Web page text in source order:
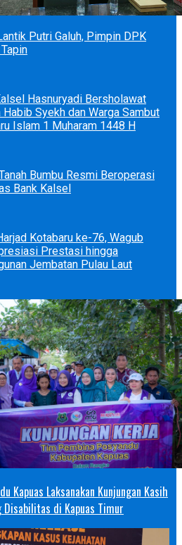
Putri Galuh, Pimpin DPK
Hasnuryadi Bersholawat
Habib Syekh dan Warga Sambut
Islam 1 Muharam 1448 H
Bumbu Resmi Beroperasi
Bank Kalsel
Kotabaru ke-76, Wagub
Prestasi hingga
Jembatan Pulau Laut
Kapuas Laksanakan Kunjungan Kasih
Disabilitas di Kapuas Timur